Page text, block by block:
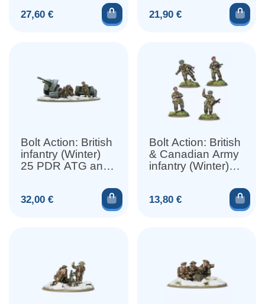
Prix
27,60 € Ajouter au panier
Prix
21,90 €
Bolt Action: British
infantry (Winter)
25 PDR ATG and
Prix
32,00 € Ajouter au panier
Bolt Action: British
& Canadian Army
infantry (Winter)
Prix
13,80 €